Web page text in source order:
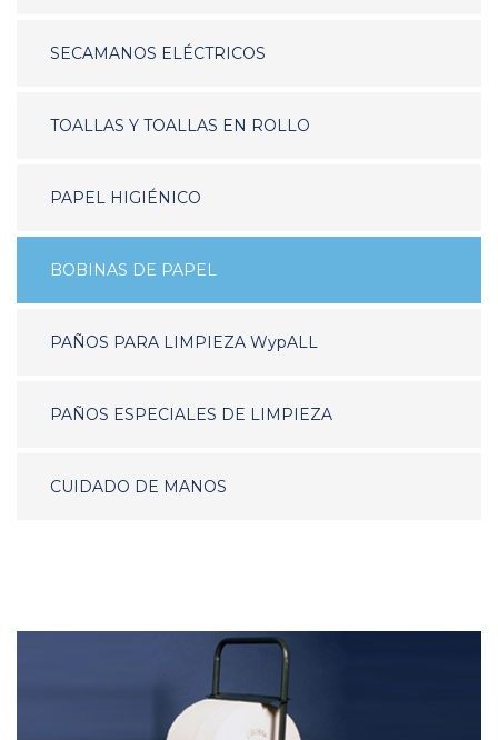
SECAMANOS ELÉCTRICOS
TOALLAS Y TOALLAS EN ROLLO
PAPEL HIGIÉNICO
BOBINAS DE PAPEL
PAÑOS PARA LIMPIEZA WypALL
PAÑOS ESPECIALES DE LIMPIEZA
CUIDADO DE MANOS